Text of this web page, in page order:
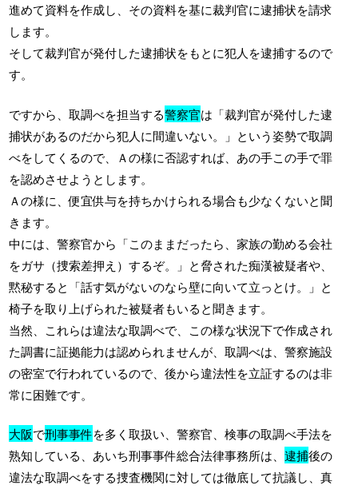
進めて資料を作成し、その資料を基に裁判官に逮捕状を請求
します。
そして裁判官が発付した逮捕状をもとに犯人を逮捕するので
す。
ですから、取調べを担当する警察官は「裁判官が発付した逮
捕状があるのだから犯人に間違いない。」という姿勢で取調
べをしてくるので、Ａの様に否認すれば、あの手この手で罪
を認めさせようとします。
Ａの様に、便宜供与を持ちかけられる場合も少なくないと聞
きます。
中には、警察官から「このままだったら、家族の勤める会社
をガサ（捜索差押え）するぞ。」と脅された痴漢被疑者や、
黙秘すると「話す気がないのなら壁に向いて立っとけ。」と
椅子を取り上げられた被疑者もいると聞きます。
当然、これらは違法な取調べで、この様な状況下で作成され
た調書に証拠能力は認められませんが、取調べは、警察施設
の密室で行われているので、後から違法性を立証するのは非
常に困難です。
大阪で刑事事件を多く取扱い、警察官、検事の取調べ手法を
熟知している、あいち刑事事件総合法律事務所は、逮捕後の
違法な取調べをする捜査機関に対しては徹底して抗議し、真